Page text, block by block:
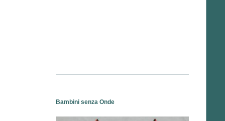
Bambini senza Onde